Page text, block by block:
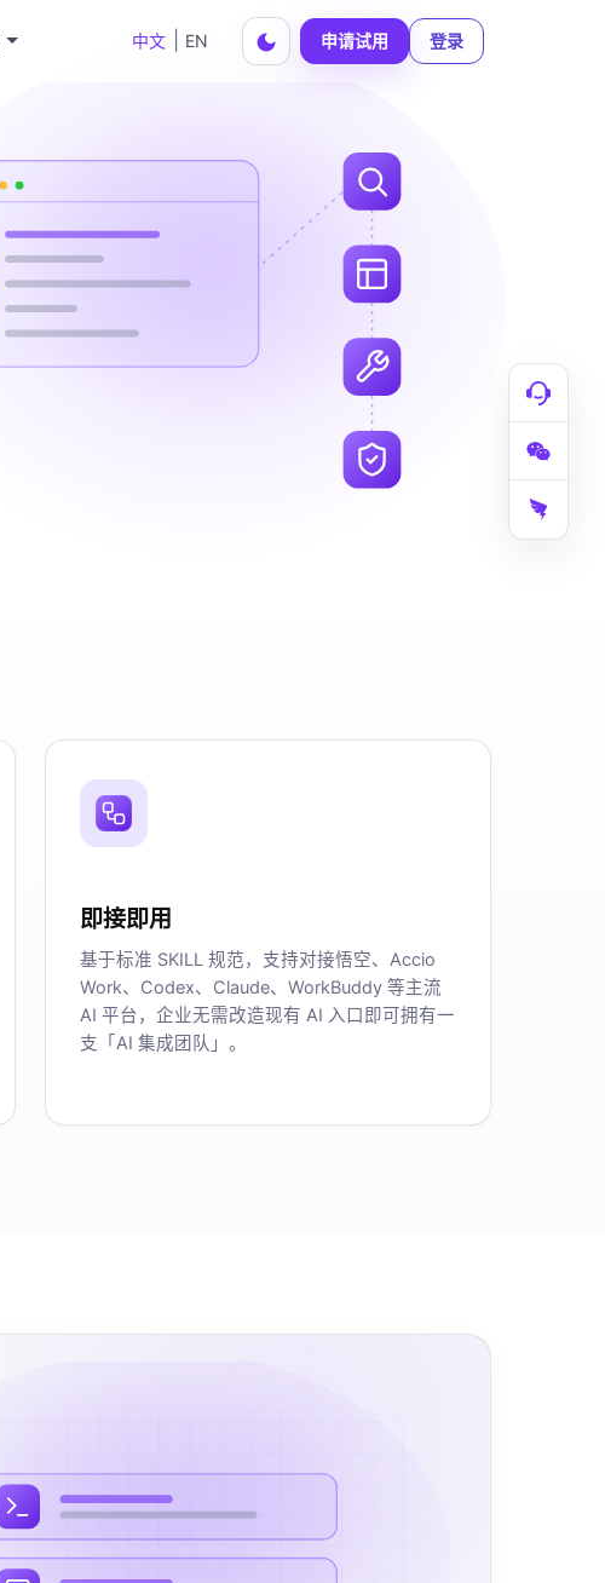
中文 EN 申请试用 登录
即接即用
基于标准 SKILL 规范，支持对接悟空、Accio
Work、Codex、Claude、WorkBuddy 等主流
AI 平台，企业无需改造现有 AI 入口即可拥有一
支「AI 集成团队」。